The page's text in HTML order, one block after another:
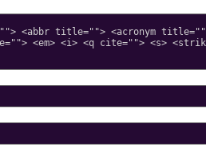
<abbr title=""> <acronym title="">
<em> <i> <q cite=""> <s>